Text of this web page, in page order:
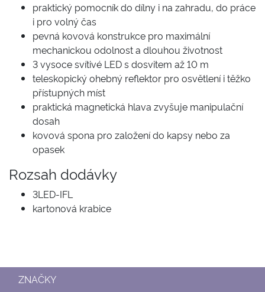
praktický pomocník do dílny i na zahradu, do práce
i pro volný čas
pevná kovová konstrukce pro maximální
mechanickou odolnost a dlouhou životnost
3 vysoce svítivé LED s dosvitem až 10 m
teleskopický ohebný reflektor pro osvětlení i těžko
přístupných míst
praktická magnetická hlava zvyšuje manipulační
dosah
kovová spona pro založení do kapsy nebo za
opasek
Rozsah dodávky
3LED-IFL
kartonová krabice
ZNAČKY